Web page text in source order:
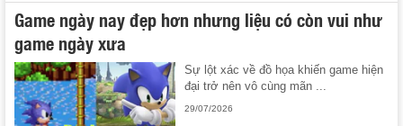
Game ngày nay đẹp hơn nhưng liệu có còn vui như
game ngày xưa
Sự lột xác về đồ họa khiến game hiện
đại trở nên vô cùng mãn ...
29/07/2026